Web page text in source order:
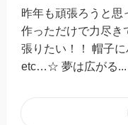
昨年も頑張ろうと思
作っただけで力尽
張りたい！！ 帽子
etc…☆ 夢は広がる...